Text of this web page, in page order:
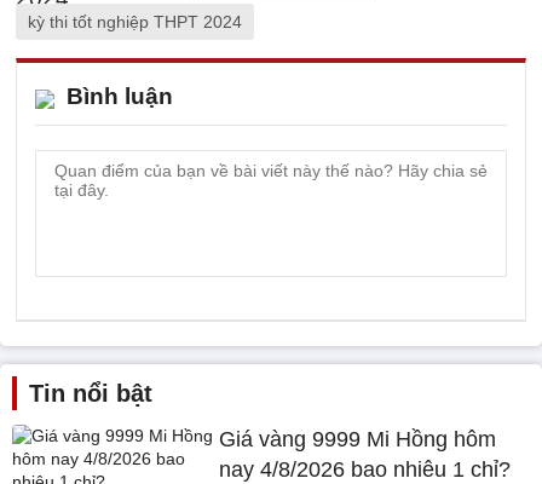
kỳ thi tốt nghiệp THPT 2024
Bình luận
Tin nổi bật
Giá vàng 9999 Mi Hồng hôm
nay 4/8/2026 bao nhiêu 1 chỉ?